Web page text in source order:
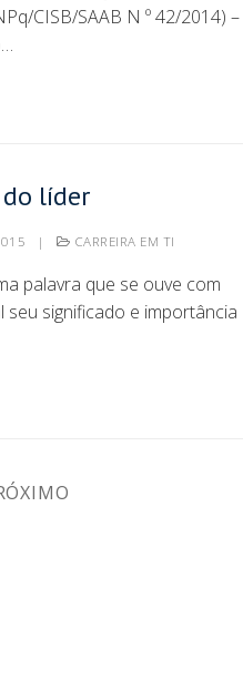
CISB/SAAB N º 42/2014) –
líder
| CARREIRA EM TI
palavra que se ouve com
significado e importância